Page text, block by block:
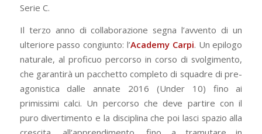
Serie C.
Il terzo anno di collaborazione segna l’avvento di un
ulteriore passo congiunto: l’Academy Carpi. Un epilogo
naturale, al proficuo percorso in corso di svolgimento,
che garantirà un pacchetto completo di squadre di pre-
agonistica dalle annate 2016 (Under 10) fino ai
primissimi calci. Un percorso che deve partire con il
puro divertimento e la disciplina che poi lasci spazio alla